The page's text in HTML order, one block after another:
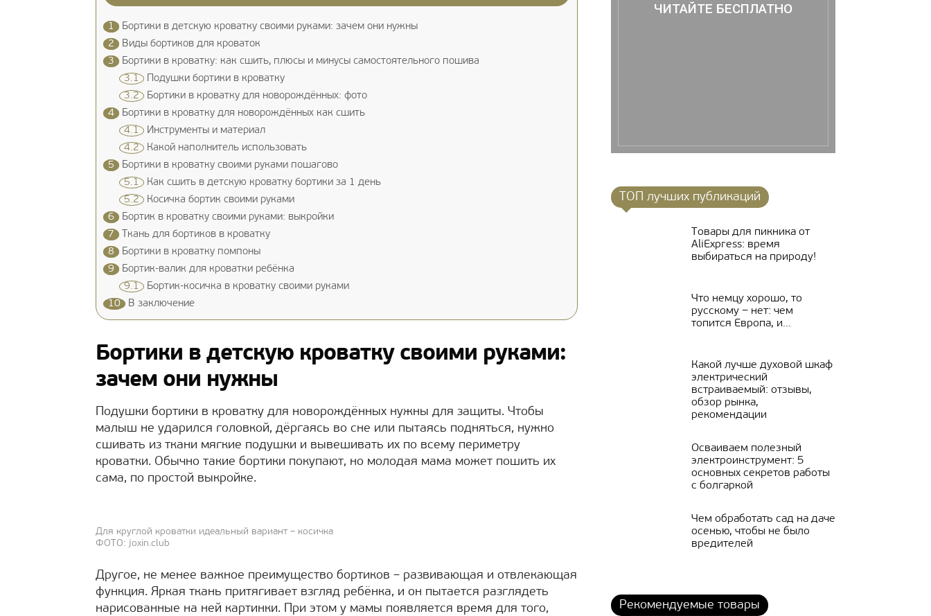
1
Бортики в детскую кроватку своими руками: зачем они нужны
2
Виды бортиков для кроваток
3
Бортики в кроватку: как сшить, плюсы и минусы самостоятельного пошива
3.1 Подушки бортики в кроватку
3.2 Бортики в кроватку для новорождённых: фото
4
Бортики в кроватку для новорождённых как сшить
4.1 Инструменты и материал
4.2 Какой наполнитель использовать
5
Бортики в кроватку своими руками пошагово
5.1 Как сшить в детскую кроватку бортики за 1 день
5.2 Косичка бортик своими руками
6
Бортик в кроватку своими руками: выкройки
7
Ткань для бортиков в кроватку
8
Бортики в кроватку помпоны
9
Бортик-валик для кроватки ребёнка
9.1 Бортик-косичка в кроватку своими руками
10
В заключение
Бортики в детскую кроватку своими руками:
зачем они нужны
Подушки бортики в кроватку для новорождённых нужны для защиты. Чтобы
малыш не ударился головкой, дёргаясь во сне или пытаясь подняться, нужно
сшивать из ткани мягкие подушки и вывешивать их по всему периметру
кроватки. Обычно такие бортики покупают, но молодая мама может пошить их
сама, по простой выкройке.
Для круглой кроватки идеальный вариант – косичка
ФОТО: joxin.club
Другое, не менее важное преимущество бортиков – развивающая и отвлекающая
функция. Яркая ткань притягивает взгляд ребёнка, и он пытается разглядеть
нарисованные на ней картинки. При этом у мамы появляется время для того,
ЧИТАЙТЕ БЕСПЛАТНО
ТОП лучших публикаций
Товары для пикника от
AliExpress: время
выбираться на природу!
Что немцу хорошо, то
русскому − нет: чем
топится Европа, и...
Какой лучше духовой шкаф
электрический
встраиваемый: отзывы,
обзор рынка,
рекомендации
Осваиваем полезный
электроинструмент: 5
основных секретов работы
с болгаркой
Чем обработать сад на даче
осенью, чтобы не было
вредителей
Рекомендуемые товары